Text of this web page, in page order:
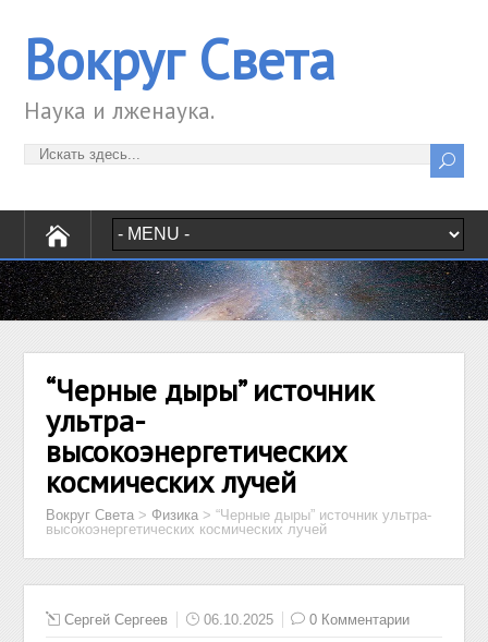
Вокруг Света
Наука и лженаука.
“Черные дыры” источник
ультра-
высокоэнергетических
космических лучей
Вокруг Света > Физика >“Черные дыры” источник ультра-
высокоэнергетических космических лучей
Сергей Сергеев 06.10.2025 0 Комментарии